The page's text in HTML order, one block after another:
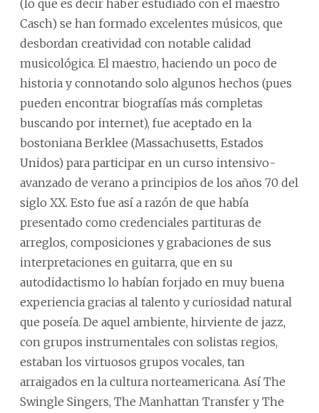
(lo que es decir haber estudiado con el maestro
Casch) se han formado excelentes músicos, que
desbordan creatividad con notable calidad
musicológica. El maestro, haciendo un poco de
historia y connotando solo algunos hechos (pues
pueden encontrar biografías más completas
buscando por internet), fue aceptado en la
bostoniana Berklee (Massachusetts, Estados
Unidos) para participar en un curso intensivo-
avanzado de verano a principios de los años 70 del
siglo XX. Esto fue así a razón de que había
presentado como credenciales partituras de
arreglos, composiciones y grabaciones de sus
interpretaciones en guitarra, que en su
autodidactismo lo habían forjado en muy buena
experiencia gracias al talento y curiosidad natural
que poseía. De aquel ambiente, hirviente de jazz,
con grupos instrumentales con solistas regios,
estaban los virtuosos grupos vocales, tan
arraigados en la cultura norteamericana. Así The
Swingle Singers, The Manhattan Transfer y The